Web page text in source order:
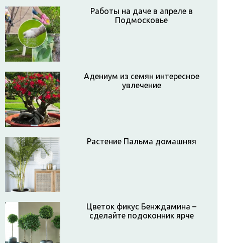
Работы на даче в апреле в
Подмосковье
Адениум из семян интересное
увлечение
Растение Пальма домашняя
Цветок фикус Бенждамина –
сделайте подоконник ярче